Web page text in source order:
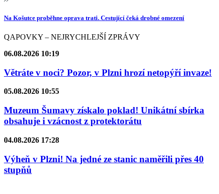
Na Košutce proběhne oprava trati. Cestující čeká drobné omezení
QAPOVKY – NEJRYCHLEJŠÍ ZPRÁVY
06.08.2026 10:19
Větráte v noci? Pozor, v Plzni hrozí netopýří invaze!
05.08.2026 10:55
Muzeum Šumavy získalo poklad! Unikátní sbírka
obsahuje i vzácnost z protektorátu
04.08.2026 17:28
Výheň v Plzni! Na jedné ze stanic naměřili přes 40
stupňů